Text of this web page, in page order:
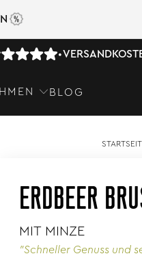
•
BLOG
ERDBEER
MIT MINZE
"Schneller Genuss und